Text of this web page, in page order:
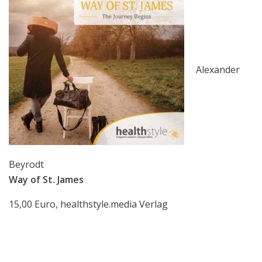
Alexander
Beyrodt
Way of St. James
15,00 Euro, healthstyle.media Verlag